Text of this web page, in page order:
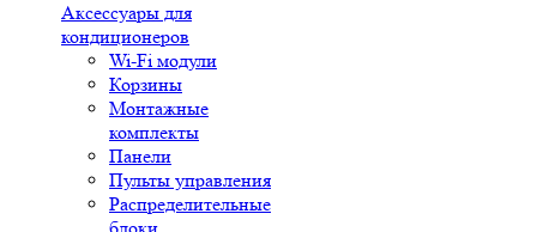
Аксессуары для
кондиционеров
Wi-Fi модули
Корзины
Монтажные
комплекты
Панели
Пульты управления
Распределительные